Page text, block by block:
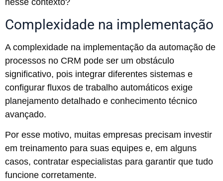
nesse contexto?
Complexidade na implementação
A complexidade na implementação da automação de
processos no CRM pode ser um obstáculo
significativo, pois integrar diferentes sistemas e
configurar fluxos de trabalho automáticos exige
planejamento detalhado e conhecimento técnico
avançado.
Por esse motivo, muitas empresas precisam investir
em treinamento para suas equipes e, em alguns
casos, contratar especialistas para garantir que tudo
funcione corretamente.